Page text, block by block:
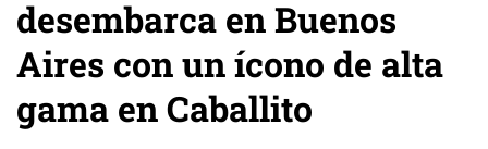
desembarca en Buenos
Aires con un ícono de alta
gama en Caballito